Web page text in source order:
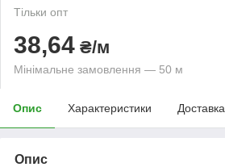
Тільки опт
38,64 ₴/м
Мінімальне замовлення — 50 м
Опис Характеристики Доставка
Опис